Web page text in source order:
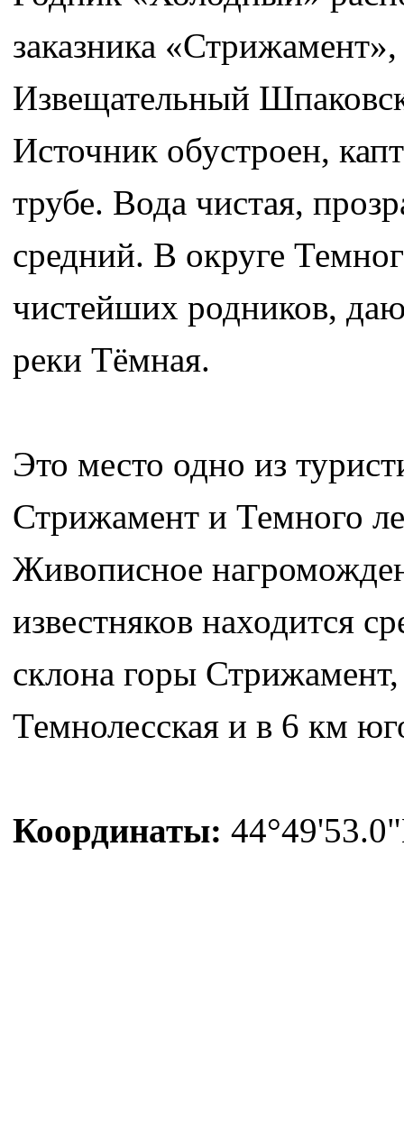
заказника
Извещательный
Источник обустроен,
трубе. Вода чистая,
средний. В округе
чистейших родников,
реки Тёмная.
Это место одно из
Стрижамент и Темного
Живописное
известняков находится
склона горы
Темнолесская и в 6 км
Координаты: